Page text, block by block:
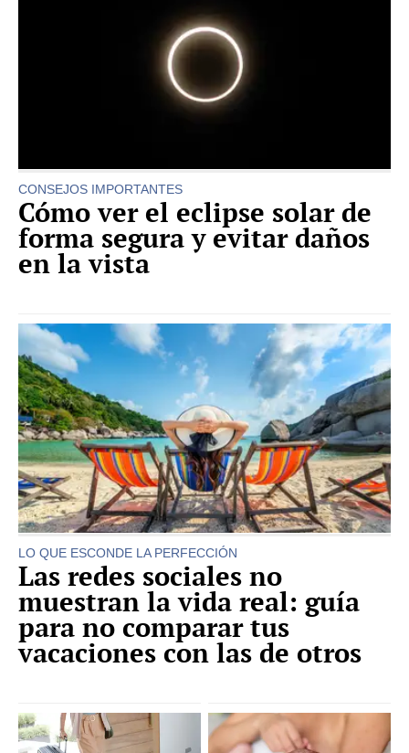
CONSEJOS IMPORTANTES
Cómo ver el eclipse solar de
forma segura y evitar daños
en la vista
LO QUE ESCONDE LA PERFECCIÓN
Las redes sociales no
muestran la vida real: guía
para no comparar tus
vacaciones con las de otros